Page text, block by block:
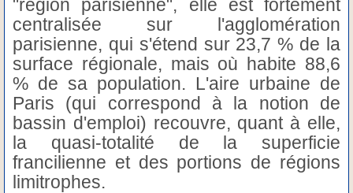
"région parisienne", elle est fortement
centralisée sur l'agglomération
parisienne, qui s'étend sur 23,7 % de la
surface régionale, mais où habite 88,6
% de sa population. L'aire urbaine de
Paris (qui correspond à la notion de
bassin d'emploi) recouvre, quant à elle,
la quasi-totalité de la superficie
francilienne et des portions de régions
limitrophes.